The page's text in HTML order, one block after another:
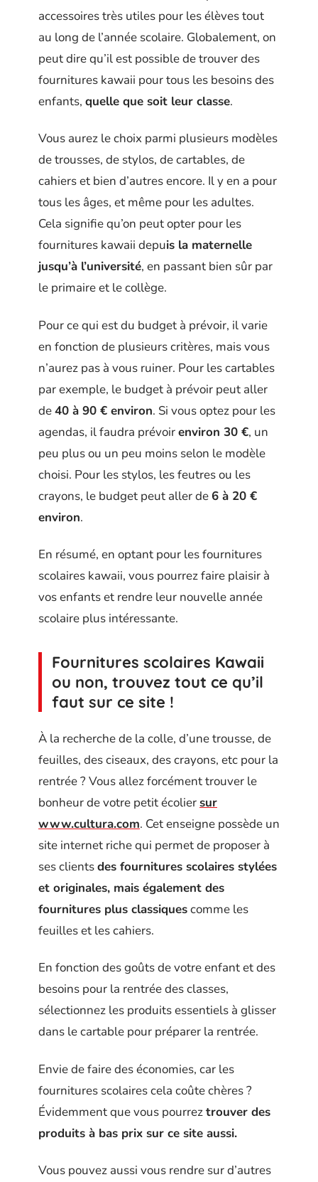
accessoires très utiles pour les élèves tout
au long de l’année scolaire. Globalement, on
peut dire qu’il est possible de trouver des
fournitures kawaii pour tous les besoins des
enfants, quelle que soit leur classe.
Vous aurez le choix parmi plusieurs modèles
de trousses, de stylos, de cartables, de
cahiers et bien d’autres encore. Il y en a pour
tous les âges, et même pour les adultes.
Cela signifie qu’on peut opter pour les
fournitures kawaii depuis la maternelle
jusqu’à l’université, en passant bien sûr par
le primaire et le collège.
Pour ce qui est du budget à prévoir, il varie
en fonction de plusieurs critères, mais vous
n’aurez pas à vous ruiner. Pour les cartables
par exemple, le budget à prévoir peut aller
de40 à 90 € environ. Si vous optez pour les
agendas, il faudra prévoirenviron 30 €, un
peu plus ou un peu moins selon le modèle
choisi. Pour les stylos, les feutres ou les
crayons, le budget peut aller de 6 à 20 €
environ.
En résumé, en optant pour les fournitures
scolaires kawaii, vous pourrez faire plaisir à
vos enfants et rendre leur nouvelle année
scolaire plus intéressante.
Fournitures scolaires Kawaii
ou non, trouvez tout ce qu’il
faut sur ce site !
À la recherche de la colle, d’une trousse, de
feuilles, des ciseaux, des crayons, etc pour la
rentrée ? Vous allez forcément trouver le
bonheur de votre petit écoliersur
www.cultura.com. Cet enseigne possède un
site internet riche qui permet de proposer à
ses clientsdes fournitures scolaires stylées
et originales, mais également des
fournitures plus classiquescomme les
feuilles et les cahiers.
En fonction des goûts de votre enfant et des
besoins pour la rentrée des classes,
sélectionnez les produits essentiels à glisser
dans le cartable pour préparer la rentrée.
Envie de faire des économies, car les
fournitures scolaires cela coûte chères ?
Évidemment que vous pourreztrouver des
produits à bas prix sur ce site aussi.
Vous pouvez aussi vous rendre sur d’autres